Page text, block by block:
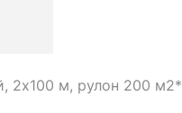
2х100 м, рулон 200 м2*